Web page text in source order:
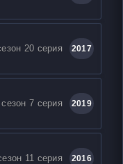
20 серия 2017
сезон 7 серия 2019
11 серия 2016